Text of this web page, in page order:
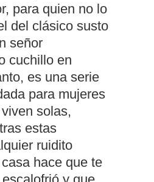
para quien no lo
del clásico susto
señor
cuchillo en
es una serie
para mujeres
solas,
estas
ruidito
hace que te